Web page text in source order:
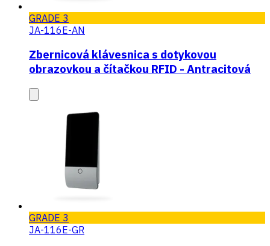
GRADE 3
JA-116E-AN
Zbernicová klávesnica s dotykovou
obrazovkou a čítačkou RFID - Antracitová
GRADE 3
JA-116E-GR